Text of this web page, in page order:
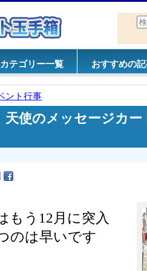
カテゴリー一覧 おすすめの
ント行事
天使のメッセージカ
もう12月に突入
のは早いです